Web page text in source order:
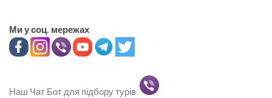
Ми у соц. мережах
Наш Чат Бот для підбору турів: